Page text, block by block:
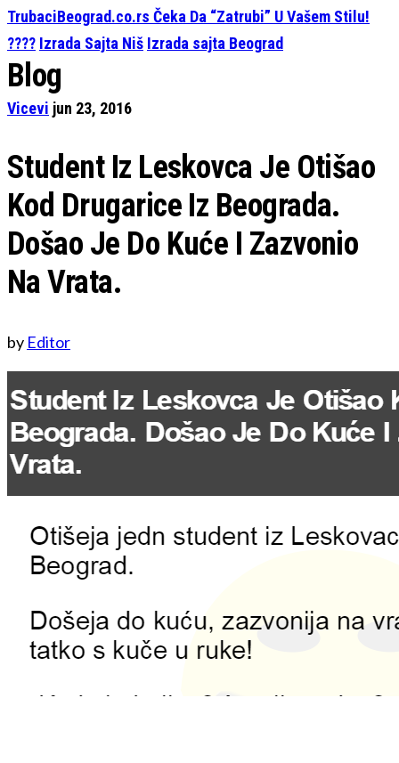
TrubaciBeograd.co.rs Čeka Da “Zatrubi” U Vašem Stilu!
???? Izrada Sajta Niš Izrada sajta Beograd
Blog
Vicevi jun 23, 2016
Student Iz Leskovca Je Otišao
Kod Drugarice Iz Beograda.
Došao Je Do Kuće I Zazvonio
Na Vrata.
by Editor